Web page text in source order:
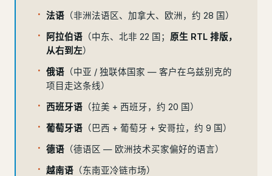
法语 （非洲法语区、加拿大、欧洲，约 28 国）
阿拉伯语 （中东、北非 22 国； 原生 RTL 排版，
从右到左）
俄语 （中亚 / 独联体国家 — 客户在乌兹别克的
项目走这条线）
西班牙语 （拉美 + 西班牙，约 20 国）
葡萄牙语 （巴西 + 葡萄牙 + 安哥拉，约 9 国）
德语 （德语区 — 欧洲技术买家偏好的语言）
越南语 （东南亚冷链市场）